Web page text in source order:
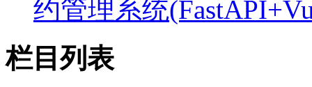
约管理系统
栏目列表